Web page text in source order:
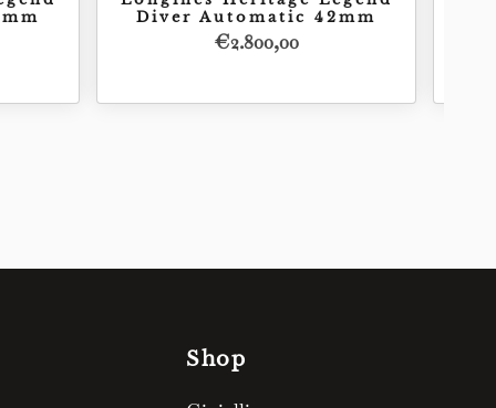
Diver Automatic 42mm
€2.800,00
Shop